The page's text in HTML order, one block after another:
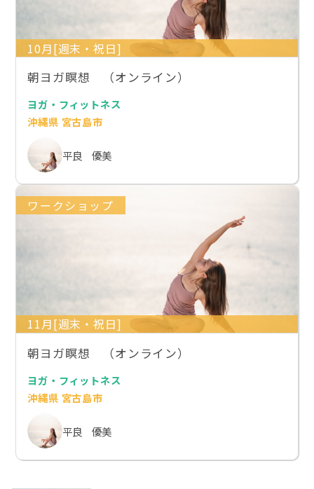
10月[週末・祝日]
朝ヨガ瞑想 （オンライン）
ヨガ・フィットネス
沖縄県 宮古島市
平良 優美
ワークショップ
11月[週末・祝日]
朝ヨガ瞑想 （オンライン）
ヨガ・フィットネス
沖縄県 宮古島市
平良 優美